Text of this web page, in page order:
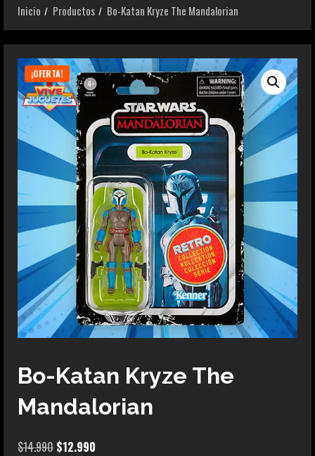
Inicio
Productos Bo-Katan Kryze The Mandalorian
¡OFERTA!
Bo-Katan Kryze The
Mandalorian
$14.990 El
$12.990